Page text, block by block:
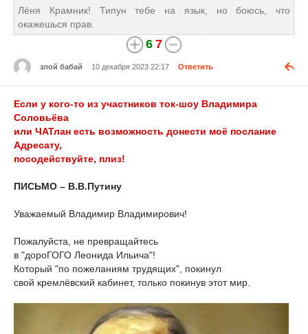
Лёня Крамник! Типун тебе на язык, но боюсь, что
окажешься прав.
6 7
злой бабай 10 декабря 2023 22:17 Ответить
Если у кого-то из участников ток-шоу Владимира
Соловьёва
или ЧАТлан есть возможность донести моё послание
Адресату,
посодействуйте, плиз!
ПИСЬМО – В.В.Путину
Уважаемый Владимир Владимирович!
Пожалуйста, не превращайтесь
в "дороГОГО Леонида Ильича"!
Который "по пожеланиям трудящих", покинул
свой кремлёвский кабинет, только покинув этот мир.